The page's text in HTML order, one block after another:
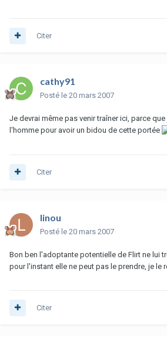
Citer
cathy91
Posté le 20 mars 2007
Je devrai même pas venir traîner ici, parce
l'homme pour avoir un bidou de cette portée
Citer
linou
Posté le 20 mars 2007
Bon ben l'adoptante potentielle de Flirt ne lui
pour l'instant elle ne peut pas le prendre, je le
Citer